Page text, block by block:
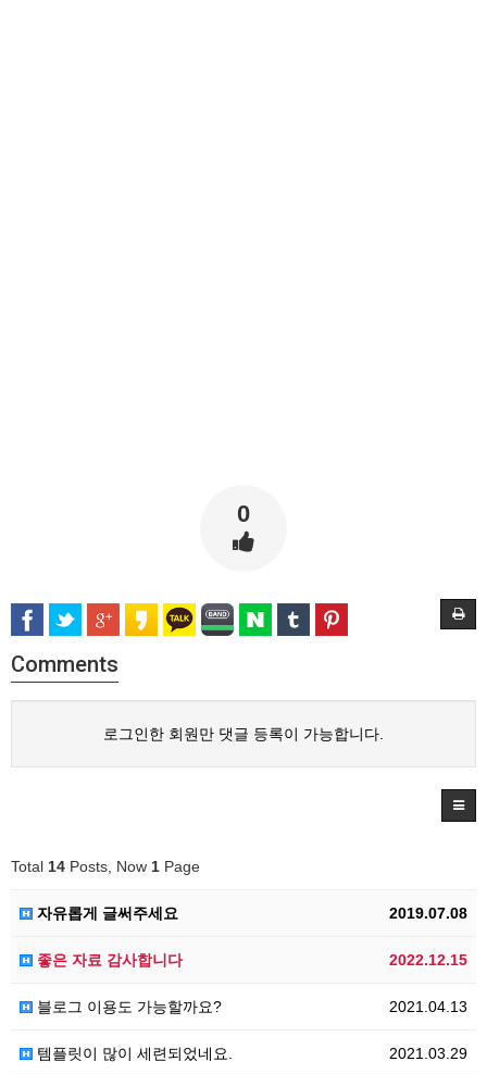
0
Comments
로그인한 회원만 댓글 등록이 가능합니다.
Total 14 Posts, Now 1 Page
2019.07.08
자유롭게 글써주세요
2022.12.15
좋은 자료 감사합니다
2021.04.13
블로그 이용도 가능할까요?
2021.03.29
템플릿이 많이 세련되었네요.